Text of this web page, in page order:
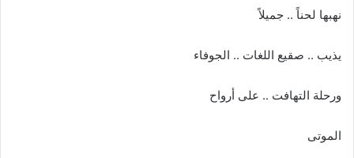
نهبها لحناً .. جميلاً
يذيب .. صقيع اللغات .. الجوفاء
ورحلة التهافت .. على أرواح
الموتى